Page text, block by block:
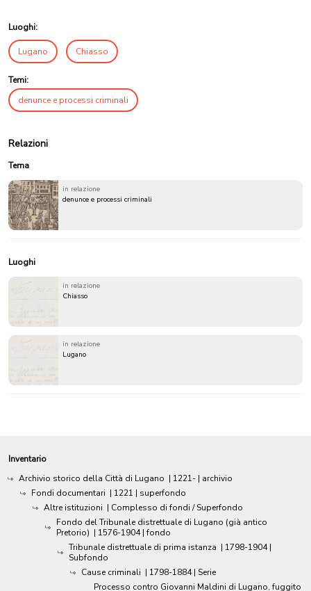
Luoghi:
Lugano Chiasso
Temi:
denunce e processi criminali
Relazioni
Tema
in relazione
denunce e processi criminali
Luoghi
in relazione
Chiasso
in relazione
Lugano
Inventario
Archivio storico della Città di Lugano | 1221- | archivio
Fondi documentari | 1221 | superfondo
Altre istituzioni | Complesso di fondi / Superfondo
Fondo del Tribunale distrettuale di Lugano (già antico
Pretorio) | 1576-1904 | fondo
Tribunale distrettuale di prima istanza | 1798-1904 |
Subfondo
Cause criminali | 1798-1884 | Serie
Processo contro Giovanni Maldini di Lugano, fuggito